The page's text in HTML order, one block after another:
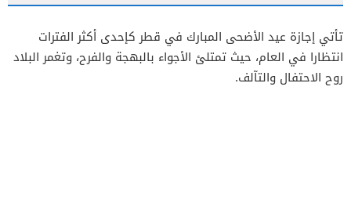
2
تأتي إجازة عيد الأضحى المبارك في قطر كإحدى أكثر الفترات
انتظارا في العام، حيث تمتلئ الأجواء بالبهجة والفرح، وتغمر البلاد
روح الاحتفال والتآلف.